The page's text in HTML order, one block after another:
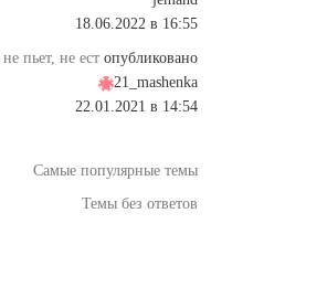
18.06.2022 в 16:55
пьет, не ест опубликовано
21_mashenka
22.01.2021 в 14:54
Самые популярные темы
Темы без ответов